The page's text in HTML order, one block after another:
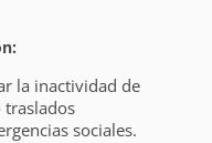
la inactividad de
traslados
sociales.